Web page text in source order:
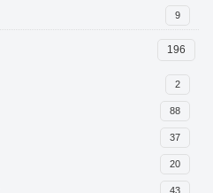
9
196
2
88
37
20
43